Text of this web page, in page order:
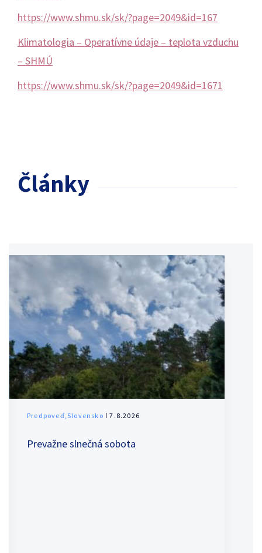
https://www.shmu.sk/sk/?page=2049&id=167
Klimatologia – Operatívne údaje – teplota vzduchu
– SHMÚ
https://www.shmu.sk/sk/?page=2049&id=1671
Články
Predpoveď,Slovensko ǀ 7.8.2026
Prevažne slnečná sobota